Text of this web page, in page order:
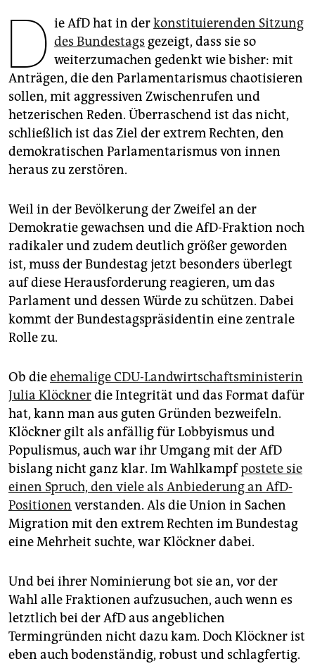
D ie AfD hat in derkonstituierenden Sitzung
des Bundestags gezeigt, dass sie so
weiterzumachen gedenkt wie bisher: mit
Anträgen, die den Parlamentarismus chaotisieren
sollen, mit aggressiven Zwischenrufen und
hetzerischen Reden. Überraschend ist das nicht,
schließlich ist das Ziel der extrem Rechten, den
demokratischen Parlamentarismus von innen
heraus zu zerstören.
Weil in der Bevölkerung der Zweifel an der
Demokratie gewachsen und die AfD-Fraktion noch
radikaler und zudem deutlich größer geworden
ist, muss der Bundestag jetzt besonders überlegt
auf diese Herausforderung reagieren, um das
Parlament und dessen Würde zu schützen. Dabei
kommt der Bundestagspräsidentin eine zentrale
Rolle zu.
Ob dieehemalige CDU-Landwirtschaftsministerin
Julia Klöcknerdie Integrität und das Format dafür
hat, kann man aus guten Gründen bezweifeln.
Klöckner gilt als anfällig für Lobbyismus und
Populismus, auch war ihr Umgang mit der AfD
bislang nicht ganz klar. Im Wahlkampfpostete sie
einen Spruch, den viele als Anbiederung an AfD-
Positionen verstanden. Als die Union in Sachen
Migration mit den ex­trem Rechten im Bundestag
eine Mehrheit suchte, war Klöckner dabei.
Und bei ihrer Nominierung bot sie an, vor der
Wahl alle Fraktionen aufzusuchen, auch wenn es
letztlich bei der AfD aus angeblichen
Termingründen nicht dazu kam. Doch Klöckner ist
eben auch bodenständig, robust und schlagfertig.